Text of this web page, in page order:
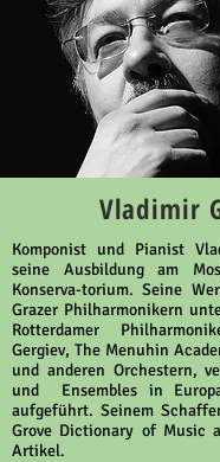
Vladimir
Komponist und Pianist
seine Ausbildung am
Konserva-torium. Seine
Grazer Philharmonikern
Rotterdamer
Gergiev, The Menuhin
und anderen Orchestern,
und Ensembles in
aufgeführt. Seinem
Grove Dictionary of Music
Artikel.